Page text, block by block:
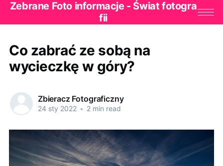
Zebrane Foto informacje - Świat fotogra
fii
Co zabrać ze sobą na
wycieczkę w góry?
Zbieracz Fotograficzny
24 sty 2022 • 2 min read